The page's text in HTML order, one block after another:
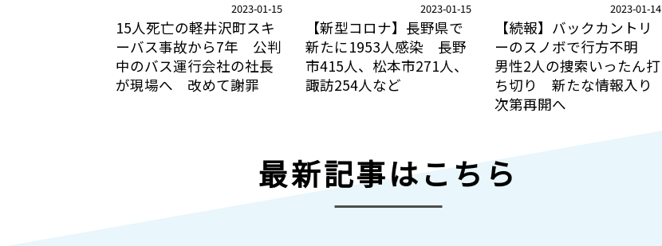
2023-01-15
15人死亡の軽井沢町スキ
ーバス事故から7年 公判
中のバス運行会社の社長
が現場へ 改めて謝罪
2023-01-15
【新型コロナ】長野県で
新たに1953人感染 長野
市415人、松本市271人、
諏訪254人など
2023-01-14
【続報】バックカントリ
ーのスノボで行方不明
男性2人の捜索いったん打
ち切り 新たな情報入り
次第再開へ
最新記事はこちら